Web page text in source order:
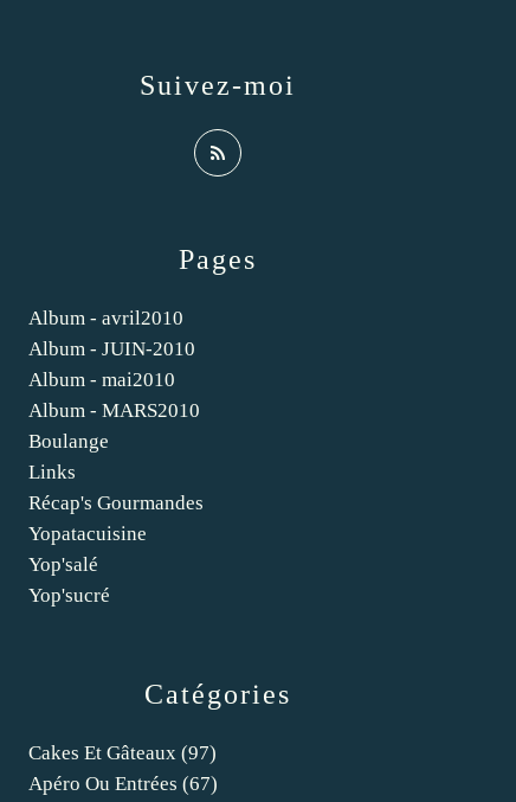
Catégories
Cakes Et Gâteaux (97)
Apéro Ou Entrées (67)
Pages
Album - avril2010
Album - JUIN-2010
Album - mai2010
Album - MARS2010
Boulange
Links
Récap's Gourmandes
Yopatacuisine
Yop'salé
Yop'sucré
Suivez-moi